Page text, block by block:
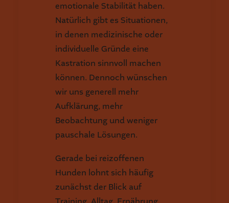
emotionale Stabilität haben.
Natürlich gibt es Situationen,
in denen medizinische oder
individuelle Gründe eine
Kastration sinnvoll machen
können. Dennoch wünschen
wir uns generell mehr
Aufklärung, mehr
Beobachtung und weniger
pauschale Lösungen.
Gerade bei reizoffenen
Hunden lohnt sich häufig
zunächst der Blick auf